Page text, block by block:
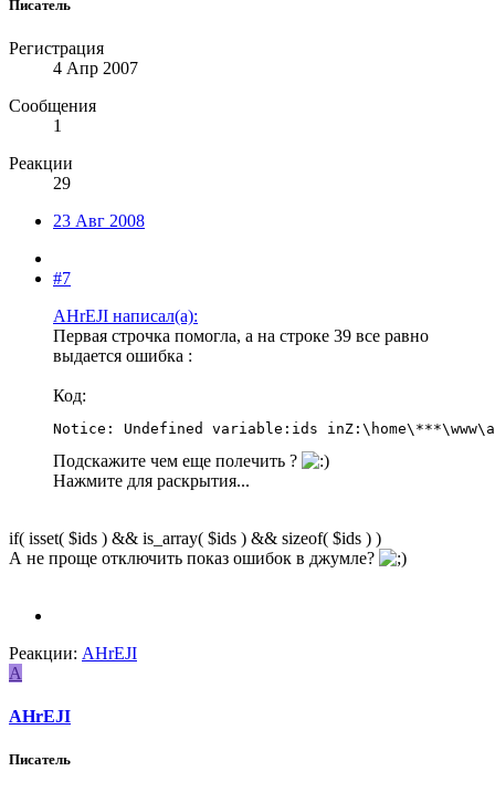
Писатель
Регистрация
4 Апр 2007
Сообщения
1
Реакции
29
23 Авг 2008
#7
AHrEJI написал(а):
Первая строчка помогла, а на строке 39 все равно
выдается ошибка :
Код:
Notice: Undefined variable:ids
Подскажите чем еще полечить ?
Нажмите для раскрытия...
if( isset( $ids ) && is_array( $ids ) && sizeof( $ids ) )
А не проще отключить показ ошибок в джумле?
Реакции: AHrEJI
A
AHrEJI
Писатель